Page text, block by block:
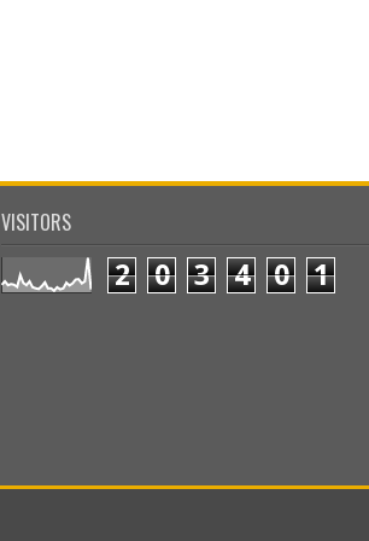
VISITORS
2 0 3 4 0 1